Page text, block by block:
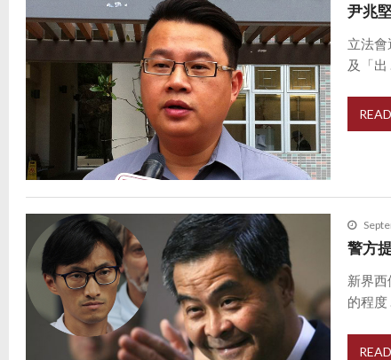
尹兆
立法
及「出
警方
新界
的程度